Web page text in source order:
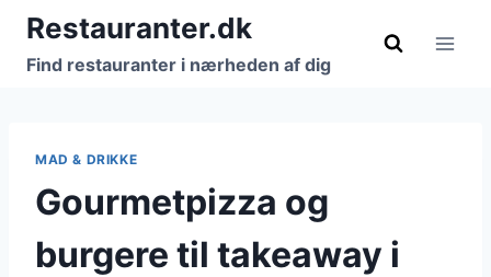
Fortsæt
indhold
Restauranter.dk
Find restauranter i nærheden af dig
MAD & DRIKKE
Gourmetpizza og
burgere til takeaway i